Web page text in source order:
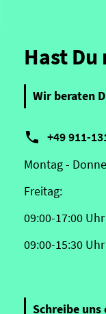
Hast Du
Wir beraten
 +49 911-
Montag -
Freitag:
09:00-17:00 Uhr
09:00-15:30 Uhr
Schreibe